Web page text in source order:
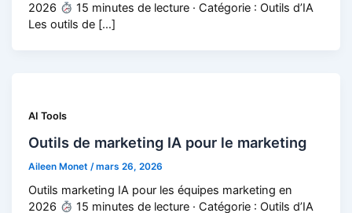
2026
15 minutes de lecture · Catégorie : Outils d’IA
Les outils de […]
AI Tools
Outils de marketing IA pour le marketing
Aileen Monet /mars 26, 2026
Outils marketing IA pour les équipes marketing en
2026
15 minutes de lecture · Catégorie : Outils d’IA